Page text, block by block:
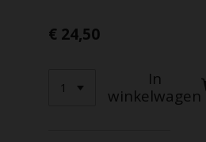
€ 24,50
In
winkelwagen